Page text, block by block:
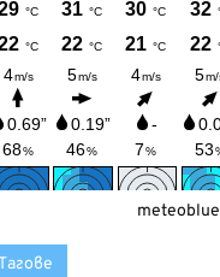
meteoblue